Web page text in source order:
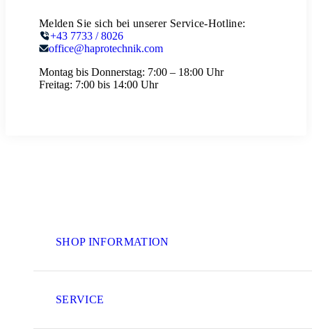
Melden Sie sich bei unserer Service-Hotline:
+43 7733 / 8026
office@haprotechnik.com
Montag bis Donnerstag: 7:00 – 18:00 Uhr
Freitag: 7:00 bis 14:00 Uhr
SHOP INFORMATION
SERVICE